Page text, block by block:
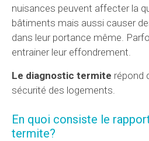
nuisances peuvent affecter la
bâtiments mais aussi causer
dans leur portance même.
entrainer leur effondrement.
Le diagnostic termite répond
sécurité des logements.
En quoi consiste le
termite?